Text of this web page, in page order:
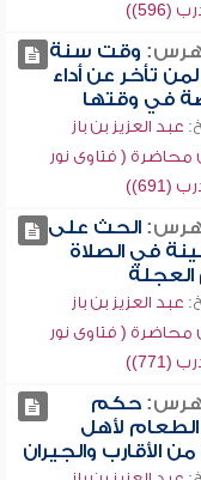
(596))
وقت سنة
تأخر عن أداء
في وقتها
عبد العزيز بن باز
( فتاوى نور
(691))
الحث على
في الصلاة
عبد العزيز بن باز
( فتاوى نور
(771))
حكم
الطعام لأهل
الأقارب والجيران